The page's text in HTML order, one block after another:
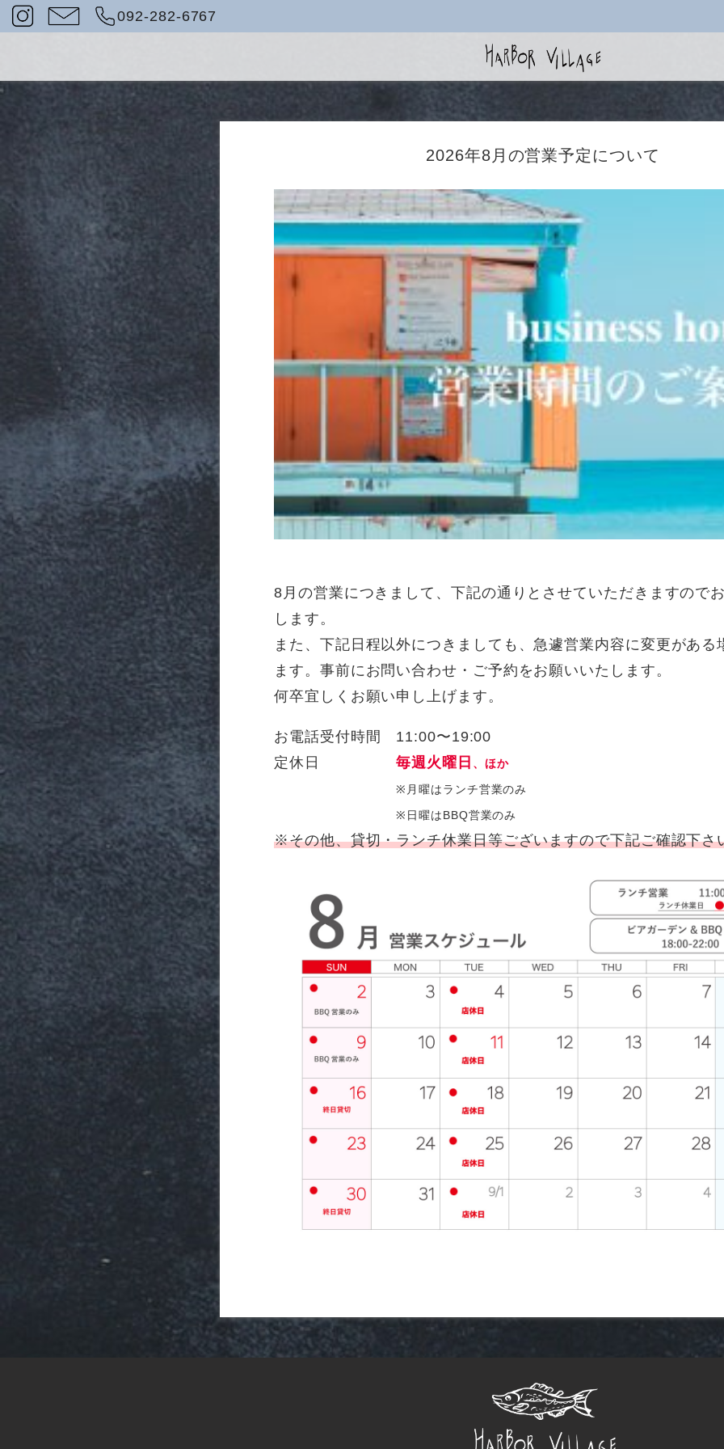
092-282-6767
Home
レストラン
ウェディング
2026年8月の営業予定について
8月の営業につきまして、下記の通りとさせていただきますので
します。
また、下記日程以外につきましても、急遽営業内容に変更がある
ます。事前にお問い合わせ・ご予約をお願いいたします。
何卒宜しくお願い申し上げます。
お電話受付時間 11:00〜19:00
定休日毎週火曜日 、ほか
※月曜はランチ営業のみ
※ 日曜はBBQ営業のみ
※その他、貸切・ランチ休業日等ございますので下記ご確認下さ